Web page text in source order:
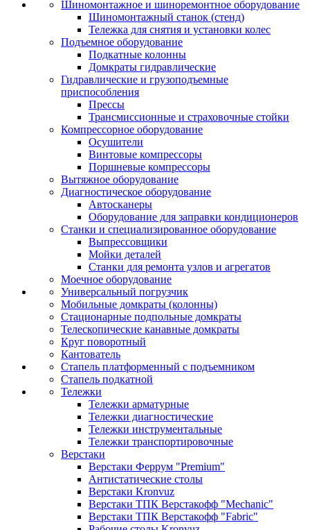
Шиномонтажное и шиноремонтное оборудование
Шиномонтажный станок (стенд)
Тележка для снятия и установки колес
Подъемное оборудование
Подкатные колонны
Домкраты гидравлические
Гидравлические и грузоподъемные
приспособления
Прессы
Трансмиссионные и страховочные стойки
Компрессорное оборудование
Осушители
Винтовые компрессоры
Поршневые компрессоры
Вытяжное оборудование
Диагностическое оборудование
Автосканеры
Оборудование для заправки кондиционеров
Станки и специализированное оборудование
Выпрессовщики
Мойки деталей
Станки для ремонта узлов и агрегатов
Моечное оборудование
Универсальный погрузчик
Мобильные домкраты (колонны)
Стационарные подпольные домкраты
Телескопические канавные домкраты
Круг поворотный
Кантователь
Стапель платформенный с подъемником
Стапель подкатной
Тележки
Тележки арматурные
Тележки диагностические
Тележки инструментальные
Тележки транспортировочные
Верстаки
Верстаки Феррум "Premium"
Антистатические столы
Верстаки Kronvuz
Верстаки ТПК Верстакофф "Mechanic"
Верстаки ТПК Верстакофф "Fabric"